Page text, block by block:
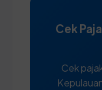
Cek
Cek